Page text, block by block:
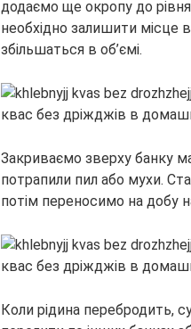
додаємо ще окропу до
необхідно залишити місце
збільшаться в об’ємі.
Закриваємо зверху банку
потрапили пил або мухи.
потім переносимо на добу
Коли рідина перебродить,